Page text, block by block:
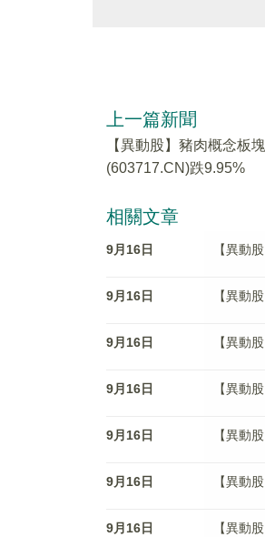
上一篇新聞
【異動股】豬肉概念板
(603717.CN)跌9.95%
相關文章
9月16日 【異動
9月16日 【異動
9月16日 【異動
9月16日 【異動
9月16日 【異動
9月16日 【異動
9月16日 【異動